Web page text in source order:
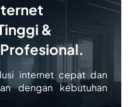
&
Profesional.
internet cepat dan
dengan kebutuhan